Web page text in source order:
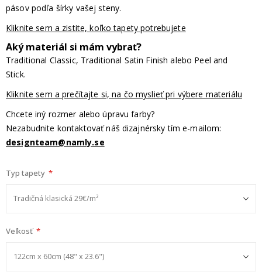
pásov podľa šírky vašej steny.
Kliknite sem a zistite, koľko tapety potrebujete
Aký materiál si mám vybrať?
Traditional Classic, Traditional Satin Finish alebo Peel and
Stick.
Kliknite sem a prečítajte si, na čo myslieť pri výbere materiálu
Chcete iný rozmer alebo úpravu farby?
Nezabudnite kontaktovať náš dizajnérsky tím e-mailom:
designteam@namly.se
Typ tapety
Veľkosť